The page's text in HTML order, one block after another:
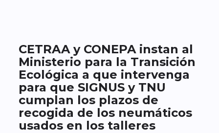
CETRAA y CONEPA instan al
Ministerio para la Transición
Ecológica a que intervenga
para que SIGNUS y TNU
cumplan los plazos de
recogida de los neumáticos
usados en los talleres